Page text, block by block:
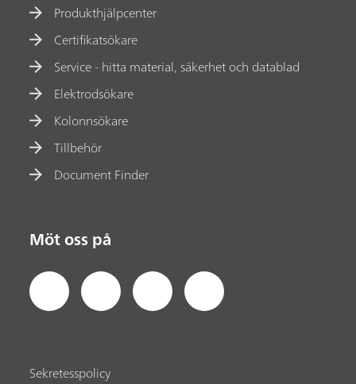
Produkthjälpcenter
Certifikatsökare
Service - hitta material, säkerhet och datablad
Elektrodsökare
Kolonnsökare
Tillbehör
Document Finder
Möt oss på
Sekretesspolicy